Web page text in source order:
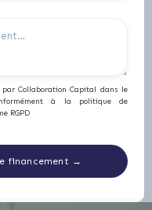
par Collaboration Capital dans le
à la politique de
RGPD